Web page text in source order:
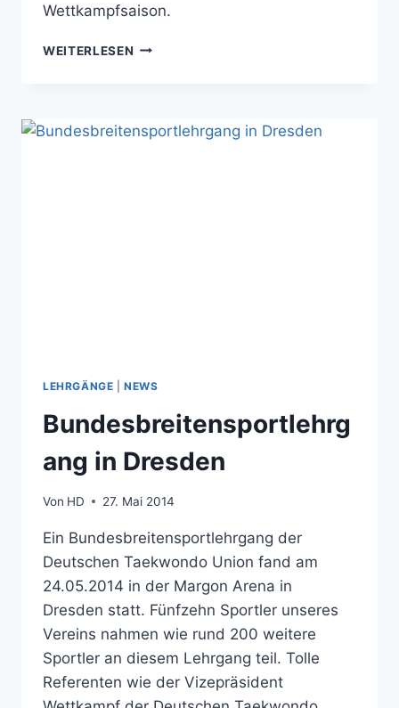
Wettkampfsaison.
WEITERLESEN KADERTRAINING
LEHRGÄNGE |NEWS
Bundesbreitensportlehrg
ang in Dresden
Von HD 27. Mai 2014
Ein Bundesbreitensportlehrgang der
Deutschen Taekwondo Union fand am
24.05.2014 in der Margon Arena in
Dresden statt. Fünfzehn Sportler unseres
Vereins nahmen wie rund 200 weitere
Sportler an diesem Lehrgang teil. Tolle
Referenten wie der Vizepräsident